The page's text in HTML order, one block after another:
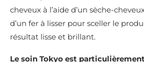
cheveux à l’aide d’un sèche-
d’un fer à lisser pour sceller le
résultat lisse et brillant.
Le soin Tokyo est